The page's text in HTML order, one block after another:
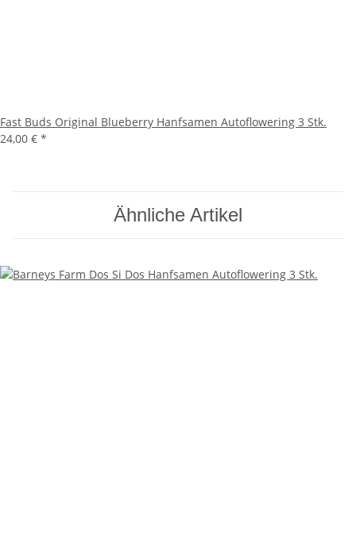
Fast Buds Original Blueberry Hanfsamen Autoflowering 3 Stk.
24,00 € *
Ähnliche Artikel